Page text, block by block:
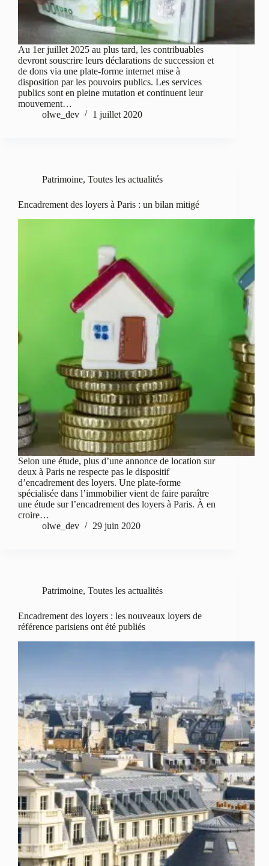
Au 1er juillet 2025 au plus tard, les contribuables
devront souscrire leurs déclarations de succession et
de dons via une plate-forme internet mise à
disposition par les pouvoirs publics. Les services
publics sont en pleine mutation et continuent leur
mouvement…
olwe_dev
1 juillet 2020
Patrimoine, Toutes les actualités
Encadrement des loyers à Paris : un bilan mitigé
Selon une étude, plus d’une annonce de location sur
deux à Paris ne respecte pas le dispositif
d’encadrement des loyers. Une plate-forme
spécialisée dans l’immobilier vient de faire paraître
une étude sur l’encadrement des loyers à Paris. À en
croire…
olwe_dev
29 juin 2020
Patrimoine, Toutes les actualités
Encadrement des loyers : les nouveaux loyers de
référence parisiens ont été publiés